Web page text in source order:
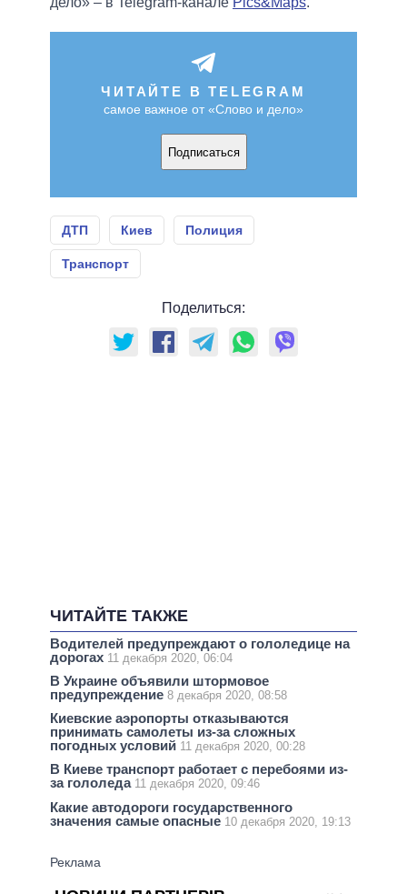
ЧИТАЙТЕ В TELEGRAM
самое важное от «Слово и дело»
Подписаться
ДТП Киев Полиция
Транспорт
Поделиться:
ЧИТАЙТЕ ТАКЖЕ
Водителей предупреждают о гололедице на
дорогах 11 декабря 2020, 06:04
В Украине объявили штормовое
предупреждение 8 декабря 2020, 08:58
Киевские аэропорты отказываются
принимать самолеты из-за сложных
погодных условий 11 декабря 2020, 00:28
В Киеве транспорт работает с перебоями из-
за гололеда 11 декабря 2020, 09:46
Какие автодороги государственного
значения самые опасные 10 декабря 2020, 19:13